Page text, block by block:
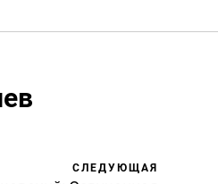
СЛЕДУЮЩАЯ